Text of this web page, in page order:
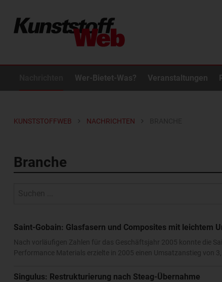
Wer-Bietet-Was? Veranstaltungen
KUNSTSTOFFWEB NACHRICHTEN
Branche
Saint-Gobain: Glasfasern und Composites mit leichtem
Nach vorläufigen Zahlen für das Geschäftsjahr 2005 konnte die
Performance Materials erzielte in 2005 einen Umsatzanstieg von
Singulus: Restrukturierung nach Steag-Übernahme